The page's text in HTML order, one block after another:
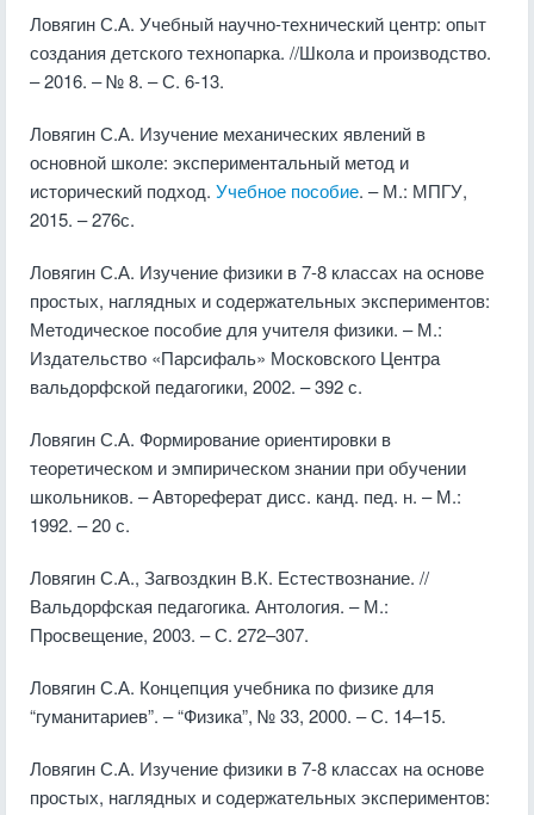
Ловягин С.А. Учебный научно-технический центр: опыт
создания детского технопарка. //Школа и производство.
– 2016. – № 8. – С. 6-13.
Ловягин С.А. Изучение механических явлений в
основной школе: экспериментальный метод и
исторический подход. Учебное пособие. – М.: МПГУ,
2015. – 276с.
Ловягин С.А. Изучение физики в 7-8 классах на основе
простых, наглядных и содержательных экспериментов:
Методическое пособие для учителя физики. – М.:
Издательство «Парсифаль» Московского Центра
вальдорфской педагогики, 2002. – 392 с.
Ловягин С.А. Формирование ориентировки в
теоретическом и эмпирическом знании при обучении
школьников. – Автореферат дисс. канд. пед. н. – М.:
1992. – 20 с.
Ловягин С.А., Загвоздкин В.К. Естествознание. //
Вальдорфская педагогика. Антология. – М.:
Просвещение, 2003. – С. 272–307.
Ловягин С.А. Концепция учебника по физике для
“гуманитариев”. – “Физика”, № 33, 2000. – С. 14–15.
Ловягин С.А. Изучение физики в 7-8 классах на основе
простых, наглядных и содержательных экспериментов: